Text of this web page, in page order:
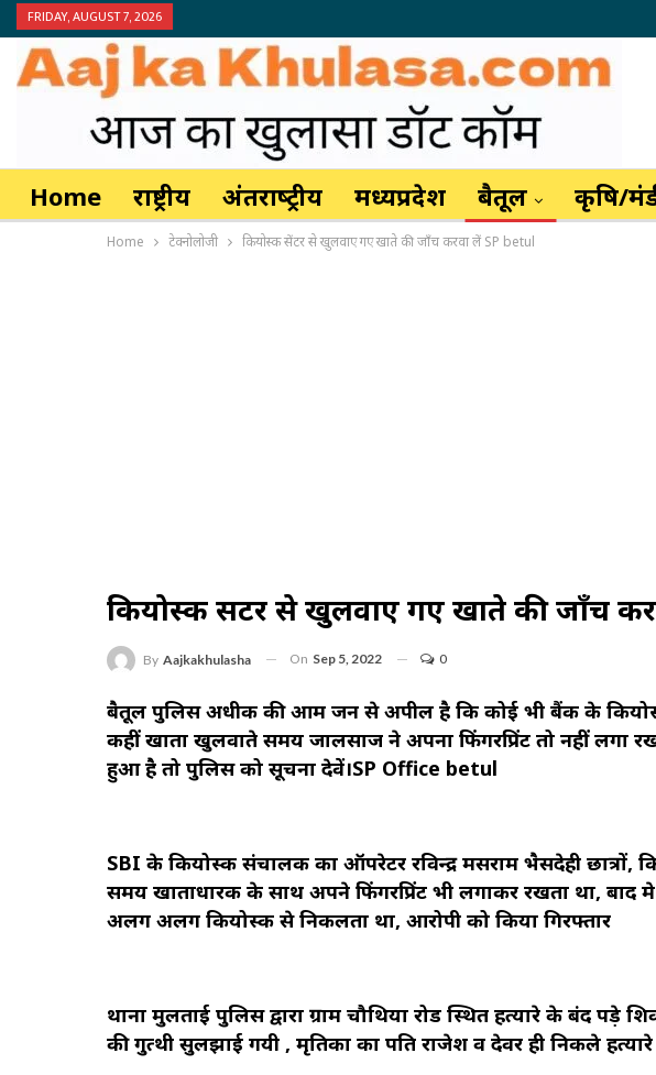
FRIDAY, AUGUST 7, 2026
Home राष्ट्रीय अंतर्राष्‍ट्रीय मध्यप्रदेश बैतूल कृषि/
Home टेक्नोलोजी कियोस्क सेंटर से खुलवाए गए खाते की जाँच करवा लें SP betul
कियोस्क सेंटर से खुलवाए गए खाते की जाँच
By Aajkakhulasha On Sep 5, 2022 0
बैतूल पुलिस अधीक्षक की आम जन से अपील है कि कोई भी बैंक के
कहीं खाता खुलवाते समय जालसाज ने अपना फिंगरप्रिंट तो नहीं लगा
हुआ है तो पुलिस को सूचना देवें।SP Office betul
SBI के कियोस्क संचालक का ऑपरेटर रविन्द्र मसराम भैसदेही छात्रों,
समय खाताधारक के साथ अपने फिंगरप्रिंट भी लगाकर रखता था, बाद
अलग अलग कियोस्क से निकलता था, आरोपी को किया गिरफ्तार
थाना मुलताई पुलिस द्वारा ग्राम चौथिया रोड स्थित हत्यारे के बंद
की गुत्थी सुलझाई गयी , मृतिका का पति राजेश व देवर ही निकले हत्यारे